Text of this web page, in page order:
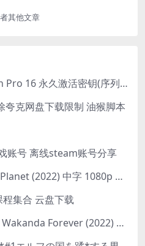
其他文章
VMware Workstation Pro 16 永久激活密钥(序列号)
夸克网盘下载限制 油猴脚本
账号 离线steam账号分享
史前星球 Prehistoric Planet (2022) 中字 1080p 高清 阿里云盘 2022.5.27已更新全集
集合 云盘下载
黑豹2 Black Panther: Wakanda Forever (2022) 高清版